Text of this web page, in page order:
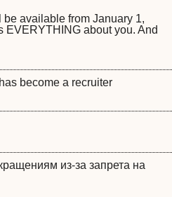
available from January 1,
EVERYTHING about you. And
become a recruiter
из-за запрета на